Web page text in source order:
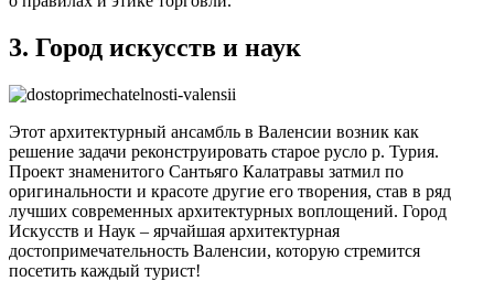
3. Город искусств и наук
Этот архитектурный ансамбль в Валенсии возник как
решение задачи реконструировать старое русло р. Турия.
Проект знаменитого Сантьяго Калатравы затмил по
оригинальности и красоте другие его творения, став в ряд
лучших современных архитектурных воплощений. Город
Искусств и Наук – ярчайшая архитектурная
достопримечательность Валенсии, которую стремится
посетить каждый турист!